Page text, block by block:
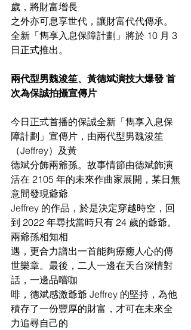
歲，將財富增長
之外亦可息享世代，讓財富代代傳承。
全新「雋享入息保障計劃」將於 10 月 3
日正式推出。
兩代型男魏浚笙、黃德斌演技大爆發 首
次為保誠拍攝宣傳片
今日正式首播的保誠全新「雋享入息保
障計劃」宣傳片，由兩代型男魏浚笙
（Jeffrey）及黃
德斌分飾兩爺孫。故事情節由德斌飾演
活在 2105 年的未來作曲家展開，某日無
意間發現爺爺
Jeffrey 的作品，於是決定穿越時空，回
到 2022 年尋找當時只有 24 歲的爺爺。
兩爺孫相知相
遇，更合力譜出一首能夠療癒人心的傳
世樂章。最後，二人一邊在天台深情對
話，一邊品嚐咖
啡，德斌感激爺爺 Jeffrey 的堅持，為他
積存了一份豐厚的財富，才可在未來全
力追尋自己的